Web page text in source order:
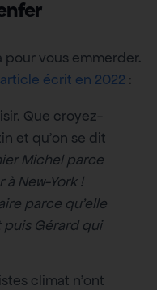
pour vous emmerder.
écrit en 2022 :
Que croyez-
et qu’on se dit
Michel parce
à New-York !
parce qu’elle
puis Gérard qui
climat n’ont